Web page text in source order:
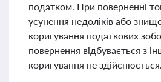
податком. При поверненні
усунення недоліків або
коригування податкових
повернення відбувається з
коригування не здійснюється.